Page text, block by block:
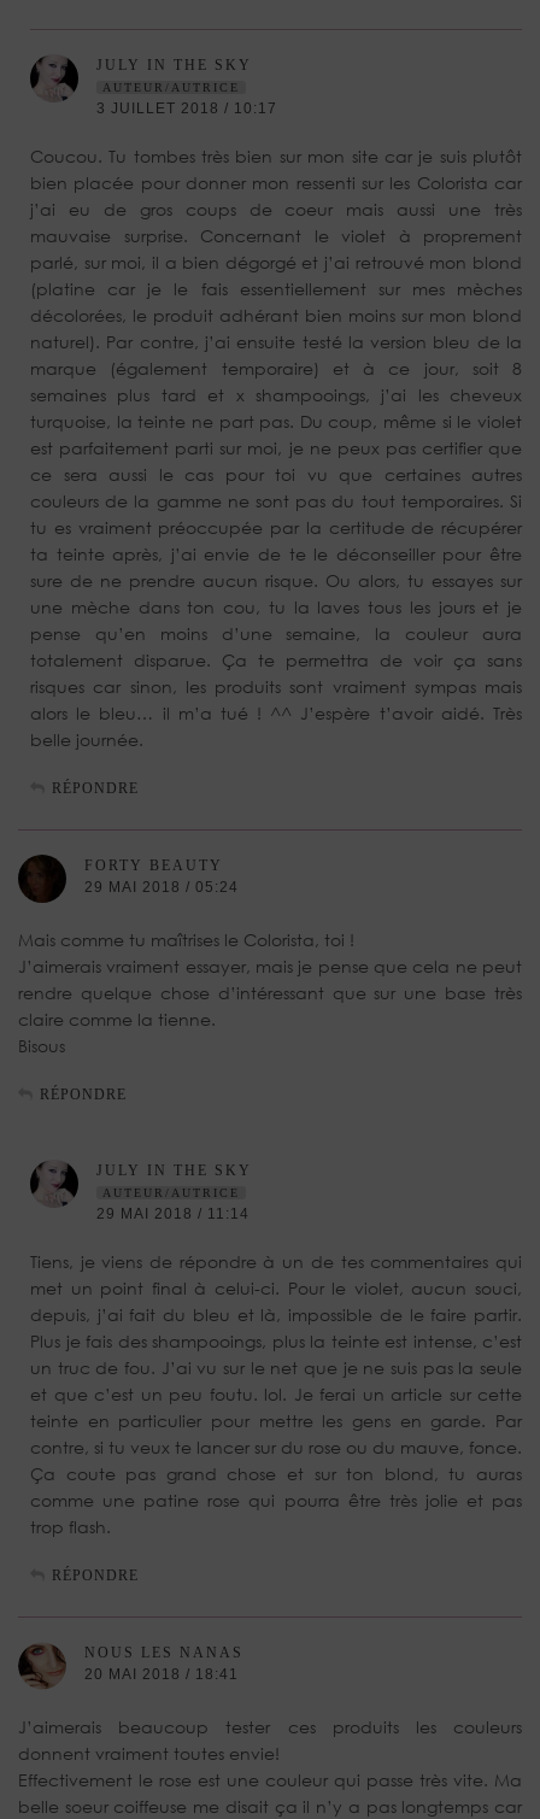
JULY IN THE SKY
AUTEUR/AUTRICE
3 JUILLET 2018 / 10:17
Coucou. Tu tombes très bien sur mon site car je suis plutôt
bien placée pour donner mon ressenti sur les Colorista car
j’ai eu de gros coups de coeur mais aussi une très
mauvaise surprise. Concernant le violet à proprement
parlé, sur moi, il a bien dégorgé et j’ai retrouvé mon blond
(platine car je le fais essentiellement sur mes mèches
décolorées, le produit adhérant bien moins sur mon blond
naturel). Par contre, j’ai ensuite testé la version bleu de la
marque (également temporaire) et à ce jour, soit 8
semaines plus tard et x shampooings, j’ai les cheveux
turquoise, la teinte ne part pas. Du coup, même si le violet
est parfaitement parti sur moi, je ne peux pas certifier que
ce sera aussi le cas pour toi vu que certaines autres
couleurs de la gamme ne sont pas du tout temporaires. Si
tu es vraiment préoccupée par la certitude de récupérer
ta teinte après, j’ai envie de te le déconseiller pour être
sure de ne prendre aucun risque. Ou alors, tu essayes sur
une mèche dans ton cou, tu la laves tous les jours et je
pense qu’en moins d’une semaine, la couleur aura
totalement disparue. Ça te permettra de voir ça sans
risques car sinon, les produits sont vraiment sympas mais
alors le bleu… il m’a tué ! ^^ J’espère t’avoir aidé. Très
belle journée.
RÉPONDRE
FORTY BEAUTY
29 MAI 2018 / 05:24
Mais comme tu maîtrises le Colorista, toi !
J’aimerais vraiment essayer, mais je pense que cela ne peut
rendre quelque chose d’intéressant que sur une base très
claire comme la tienne.
Bisous
RÉPONDRE
JULY IN THE SKY
AUTEUR/AUTRICE
29 MAI 2018 / 11:14
Tiens, je viens de répondre à un de tes commentaires qui
met un point final à celui-ci. Pour le violet, aucun souci,
depuis, j’ai fait du bleu et là, impossible de le faire partir.
Plus je fais des shampooings, plus la teinte est intense, c’est
un truc de fou. J’ai vu sur le net que je ne suis pas la seule
et que c’est un peu foutu. lol. Je ferai un article sur cette
teinte en particulier pour mettre les gens en garde. Par
contre, si tu veux te lancer sur du rose ou du mauve, fonce.
Ça coute pas grand chose et sur ton blond, tu auras
comme une patine rose qui pourra être très jolie et pas
trop flash.
RÉPONDRE
NOUS LES NANAS
20 MAI 2018 / 18:41
J’aimerais beaucoup tester ces produits les couleurs
donnent vraiment toutes envie!
Effectivement le rose est une couleur qui passe très vite. Ma
belle soeur coiffeuse me disait ça il n’y a pas longtemps car